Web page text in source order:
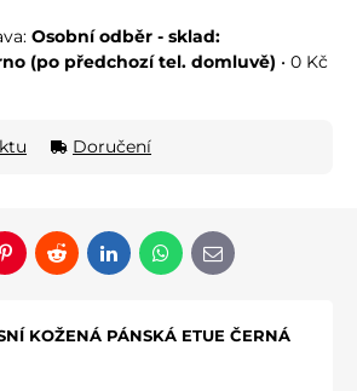
Osobní odběr - sklad:
(po předchozí tel. domluvě) •0 Kč
Doručení
PinterestRedditLinkedInWhatsApp
E-mail
KOŽENÁ PÁNSKÁ ETUE ČERNÁ